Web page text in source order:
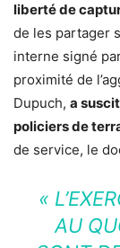
liberté de
de les partager
interne signé
proximité de
Dupuch, a
policiers de
de service, le
«
AU